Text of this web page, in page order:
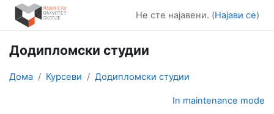
Оди до главна содржина
Не сте најавени. (Најави се)
Додипломски студии
Дома Курсеви Додипломски студии
In maintenance mode